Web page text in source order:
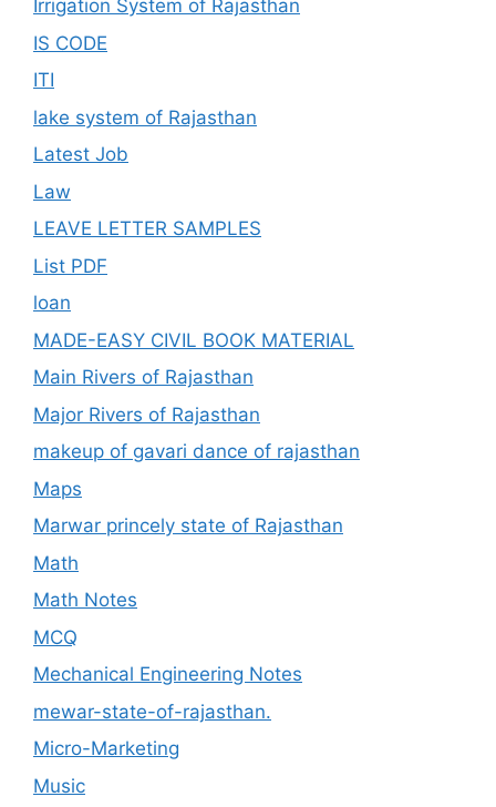
Irrigation System of Rajasthan
IS CODE
ITI
lake system of Rajasthan
Latest Job
Law
LEAVE LETTER SAMPLES
List PDF
loan
MADE-EASY CIVIL BOOK MATERIAL
Main Rivers of Rajasthan
Major Rivers of Rajasthan
makeup of gavari dance of rajasthan
Maps
Marwar princely state of Rajasthan
Math
Math Notes
MCQ
Mechanical Engineering Notes
mewar-state-of-rajasthan.
Micro-Marketing
Music